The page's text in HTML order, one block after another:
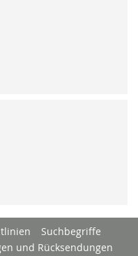
Suchbegriffe
und Rücksendungen